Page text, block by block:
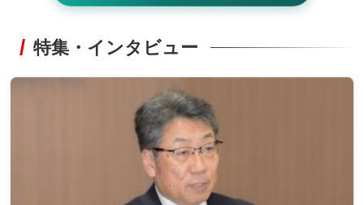
特集・インタビュー